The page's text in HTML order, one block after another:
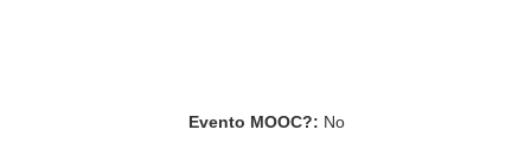
Evento MOOC?: No